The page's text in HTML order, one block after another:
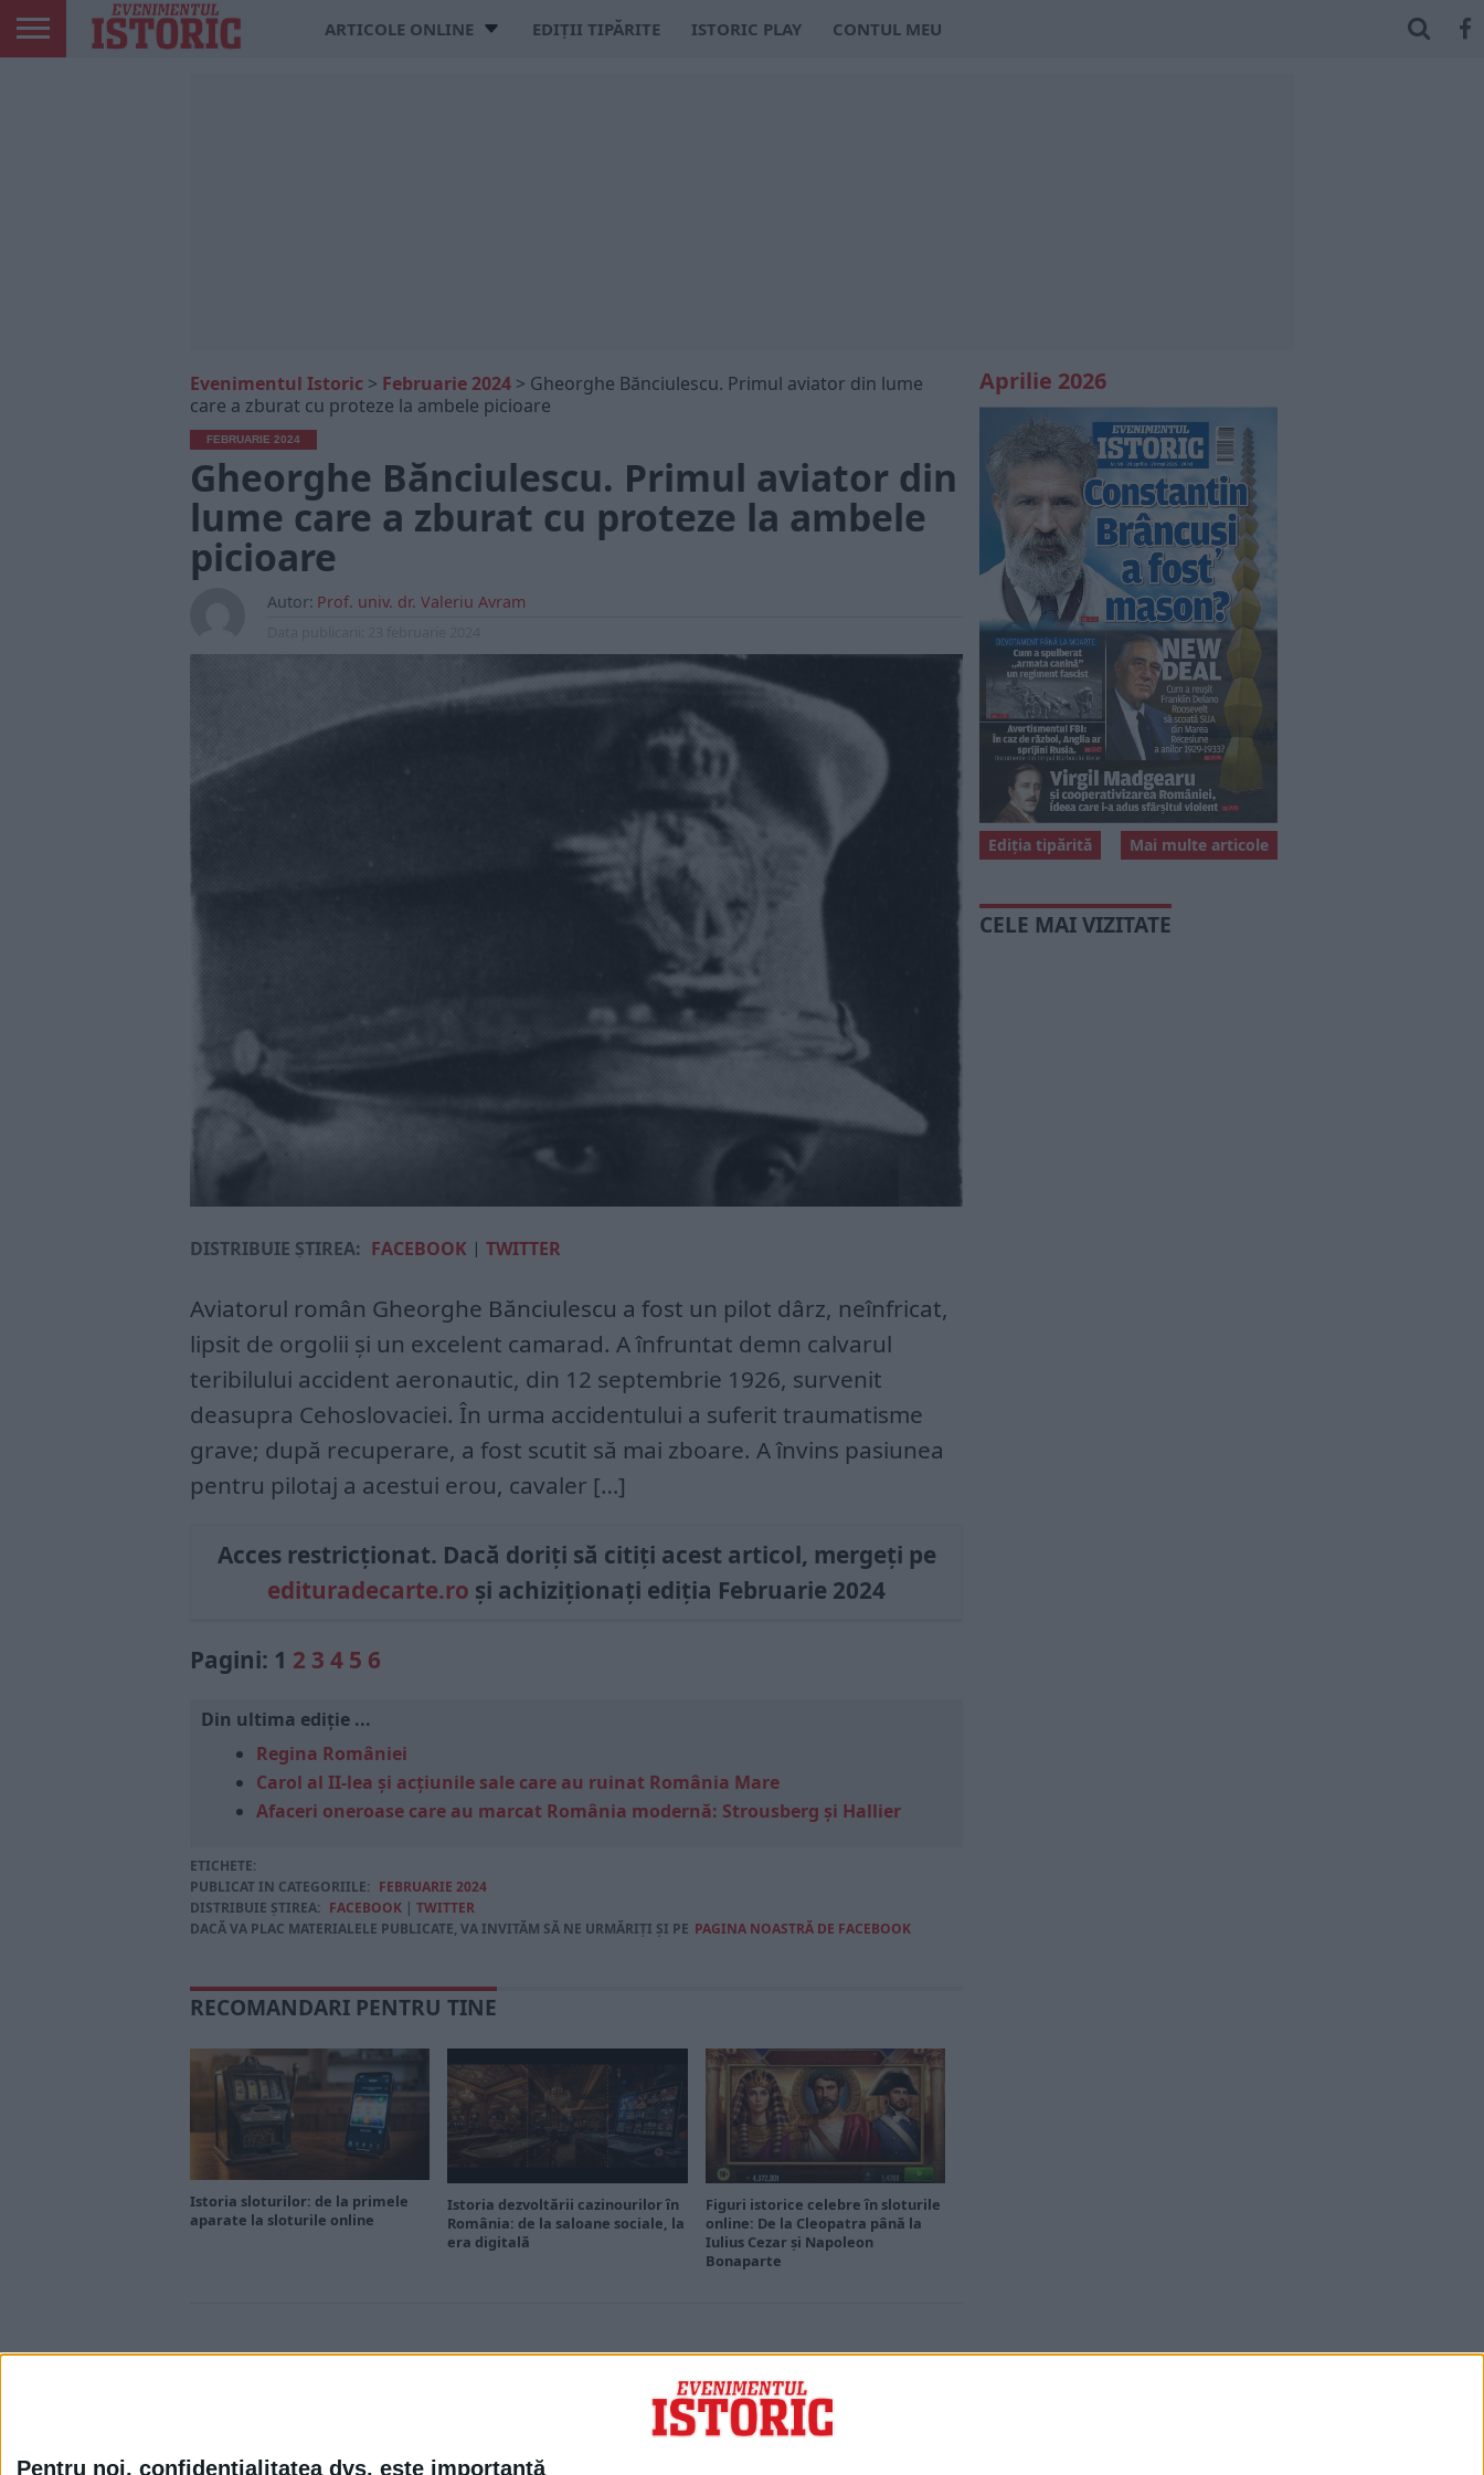
Pentru noi, confidențialitatea dvs. este importantă
ARTICOLE ONLINE EDIȚII TIPĂRITE ISTORIC PLAY CONTUL MEU
Evenimentul Istoric > Februarie 2024 > Gheorghe Bănciulescu. Primul aviator din lume
care a zburat cu proteze la ambele picioare
FEBRUARIE 2024
Gheorghe Bănciulescu. Primul aviator din
lume care a zburat cu proteze la ambele
picioare
Autor: Prof. univ. dr. Valeriu Avram
DISTRIBUIE ȘTIREA: FACEBOOK | TWITTER
Aviatorul român Gheorghe Bănciulescu a fost un pilot dârz, neînfricat,
lipsit de orgolii şi un excelent camarad. A înfruntat demn calvarul
teribilului accident aeronautic, din 12 septembrie 1926, survenit
deasupra Cehoslovaciei. În urma accidentului a suferit traumatisme
grave; după recuperare, a fost scutit să mai zboare. A învins pasiunea
pentru pilotaj a acestui erou, cavaler […]
Acces restricționat. Dacă doriți să citiți acest articol, mergeți pe
edituradecarte.ro și achiziționați ediția Februarie 2024
Pagini: 1 2 3 4 5 6
Din ultima ediție ...
Regina României
Carol al II-lea și acțiunile sale care au ruinat România Mare
Afaceri oneroase care au marcat România modernă: Strousberg și Hallier
ETICHETE:
PUBLICAT IN CATEGORIILE: FEBRUARIE 2024
DISTRIBUIE ȘTIREA: FACEBOOK | TWITTER
DACĂ VA PLAC MATERIALELE PUBLICATE, VA INVITĂM SĂ NE URMĂRIȚI ȘI PE PAGINA NOASTRĂ DE FACEBOOK
RECOMANDARI PENTRU TINE
Istoria sloturilor: de la primele
aparate la sloturile online
Istoria dezvoltării cazinourilor în
România: de la saloane sociale, la
era digitală
Figuri istorice celebre în sloturile
online: De la Cleopatra până la
Iulius Cezar și Napoleon
Bonaparte
Aprilie 2026
Mai multe articole
Ediția tipărită
CELE MAI VIZITATE
Evenimentul Zilei